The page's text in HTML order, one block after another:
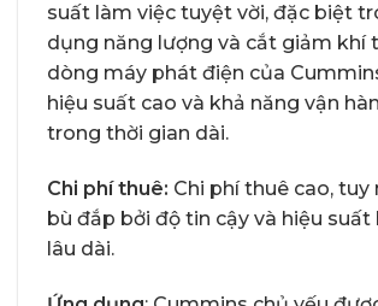
suất làm việc tuyệt vời, đặc biệt
dụng năng lượng và cắt giảm khí
dòng máy phát điện của
hiệu suất cao và khả năng vận
trong thời gian dài.
Chi phí thuê: Chi phí thuê cao, tuy
bù đắp bởi độ tin cậy và hiệu
lâu dài.